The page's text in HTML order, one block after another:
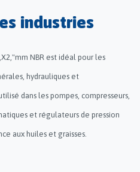
industries
NBR est idéal pour les
hydrauliques et
dans les pompes, compresseurs,
et régulateurs de pression
aux huiles et graisses.